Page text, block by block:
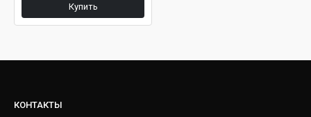
Купить
КОНТАКТЫ